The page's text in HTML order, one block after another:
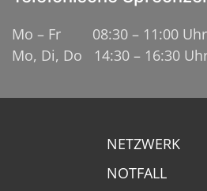
Mo – Fr 08:30 – 11:00 Uhr
Mo, Di, Do 14:30 – 16:30
NETZWERK
NOTFALL